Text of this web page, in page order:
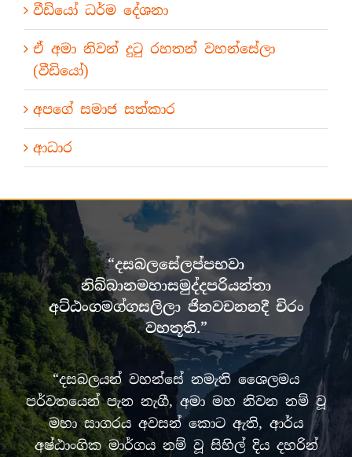
වීඩියෝ ධර්ම දේශනා
ඒ අමා නිවන් දුටු රහතන් වහන්සේලා
(වීඩියෝ)
අපගේ සමාජ සත්කාර
ආධාර
“දසබලසේලප්පභවා
නිබ්බානමහාසමුද්දපරියන්තා
අට්ඨංගමග්ගසලිලා ජිනවචනනදී චිරං
වහතූති.”
“දසබලයන් වහන්සේ නමැති ශෛලමය
පර්වතයෙන් පැන නැගී, අමා මහ නිවන නම් වූ
මහා සාගරය අවසන් කොට ඇති, ආර්ය
අෂ්ඨාංගික මාර්ගය නම් වූ සිහිල් දිය දහරින්